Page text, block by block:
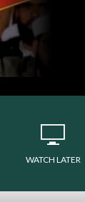
WATCH LATER